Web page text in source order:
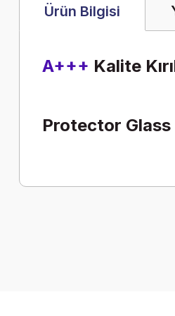
Ürün Bilgisi
A+++ Kalite
Protector Glass